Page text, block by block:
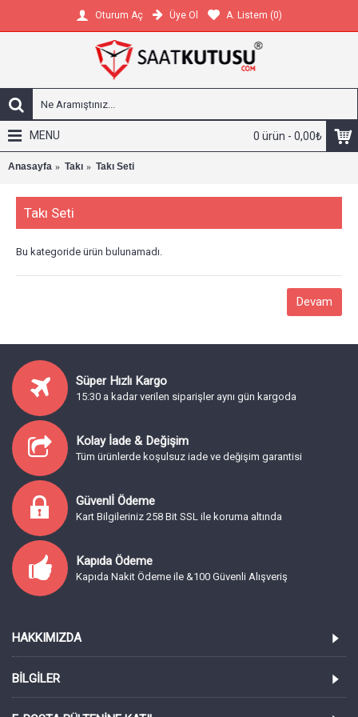
Oturum Aç Üye Ol A. Listem (0)
0 ürün - 0,00₺
MENU
Anasayfa Takı Takı Seti
Takı Seti
Bu kategoride ürün bulunamadı.
Devam
Süper Hızlı Kargo
15:30 a kadar verilen siparişler aynı gün kargoda
Kolay İade & Değişim
Tüm ürünlerde koşulsuz iade ve değişim garantisi
Güvenlİ Ödeme
Kart Bilgileriniz 258 Bit SSL ile koruma altında
Kapıda Ödeme
Kapıda Nakit Ödeme ile &100 Güvenli Alışveriş
HAKKIMIZDA
BILGILER